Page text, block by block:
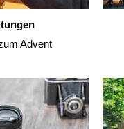
Advent